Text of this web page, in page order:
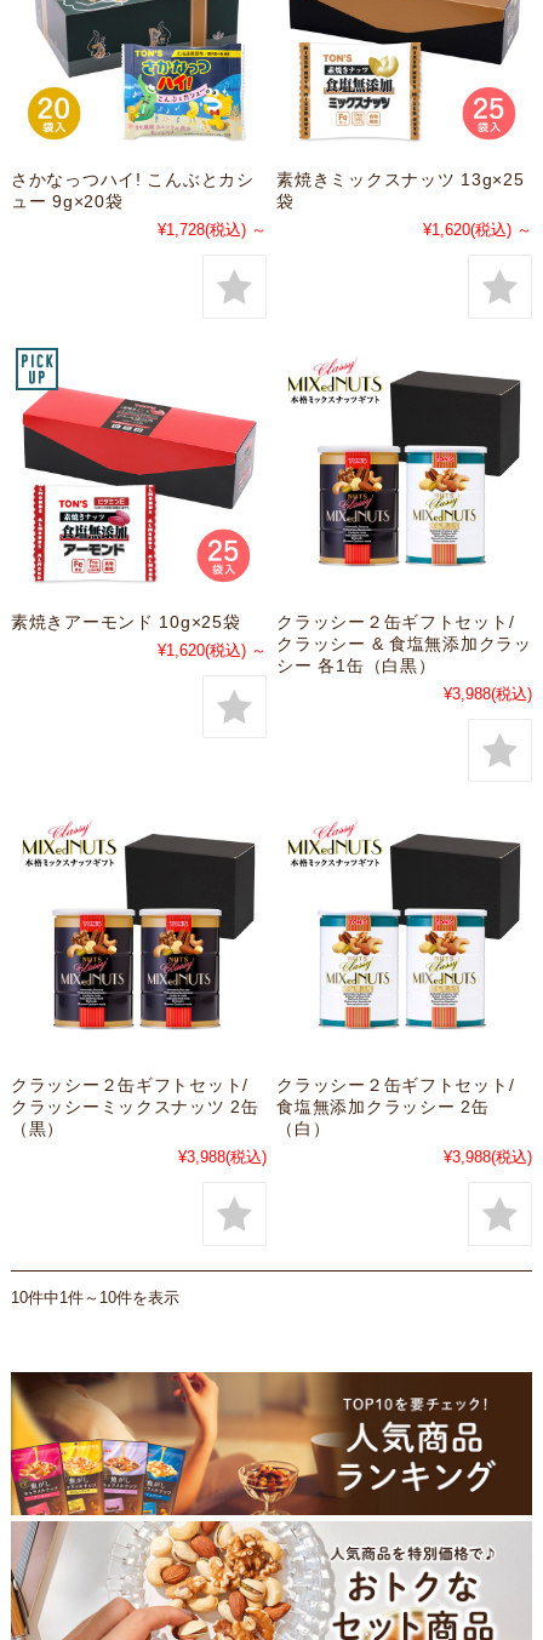
さかなっつハイ! こんぶとカシ
ュー 9g×20袋
¥1,728(税込) ～
素焼きミックスナッツ 13g×25
袋
¥1,620(税込) ～
素焼きアーモンド 10g×25袋
¥1,620(税込) ～
クラッシー２缶ギフトセット/
クラッシー & 食塩無添加クラッ
シー 各1缶（白黒）
¥3,988(税込)
クラッシー２缶ギフトセット/
クラッシーミックスナッツ 2缶
（黒）
¥3,988(税込)
クラッシー２缶ギフトセット/
食塩無添加クラッシー 2缶
（白）
¥3,988(税込)
10件中1件～10件を表示